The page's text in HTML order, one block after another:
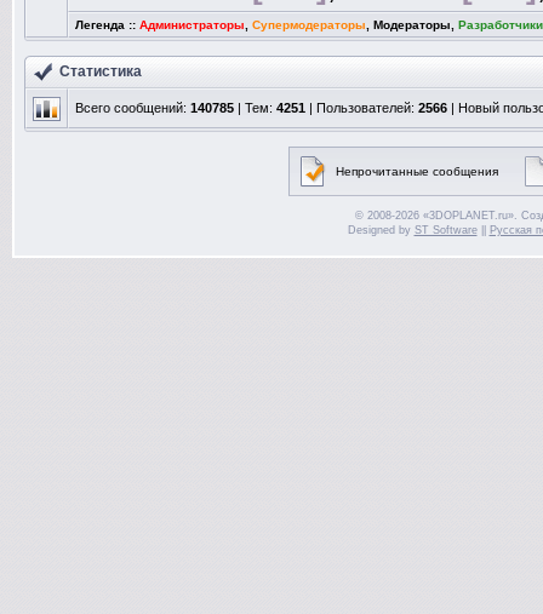
Легенда :: Администраторы Супермодераторы Модераторы Разработчики
Статистика
Всего сообщений: 140785 | Тем: 4251 | Пользователей: 2566 | Новый
Непрочитанные сообщения
© 2008-2026 «3DOPLANET.ru».
Designed by ST Software|| Русская